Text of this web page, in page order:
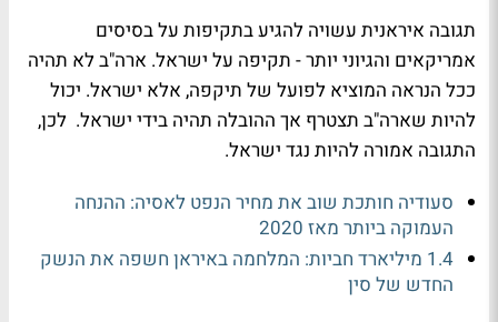
תגובה איראנית עשויה להגיע בתקיפות על בסיסים
אמריקאים והגיוני יותר - תקיפה על ישראל. ארה"ב לא תהיה
ככל הנראה המוציא לפועל של תיקפה, אלא ישראל. יכול
להיות שארה"ב תצטרף אך ההובלה תהיה בידי ישראל. לכן,
התגובה אמורה להיות נגד ישראל.
סעודיה חותכת שוב את מחיר הנפט לאסיה: ההנחה
העמוקה ביותר מאז 2020
1.4 מיליארד חביות: המלחמה באיראן חשפה את הנשק
החדש של סין